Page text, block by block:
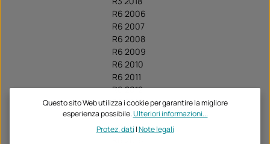
R6 2006
R6 2007
R6 2008
R6 2009
R6 2010
R6 2011
R6 2012
R6 2013
R6 2014
R6 2015
Questo sito Web utilizza i cookie per garantire la migliore
esperienza possibile.Ulteriori informazioni...
Protez. dati |Note legali